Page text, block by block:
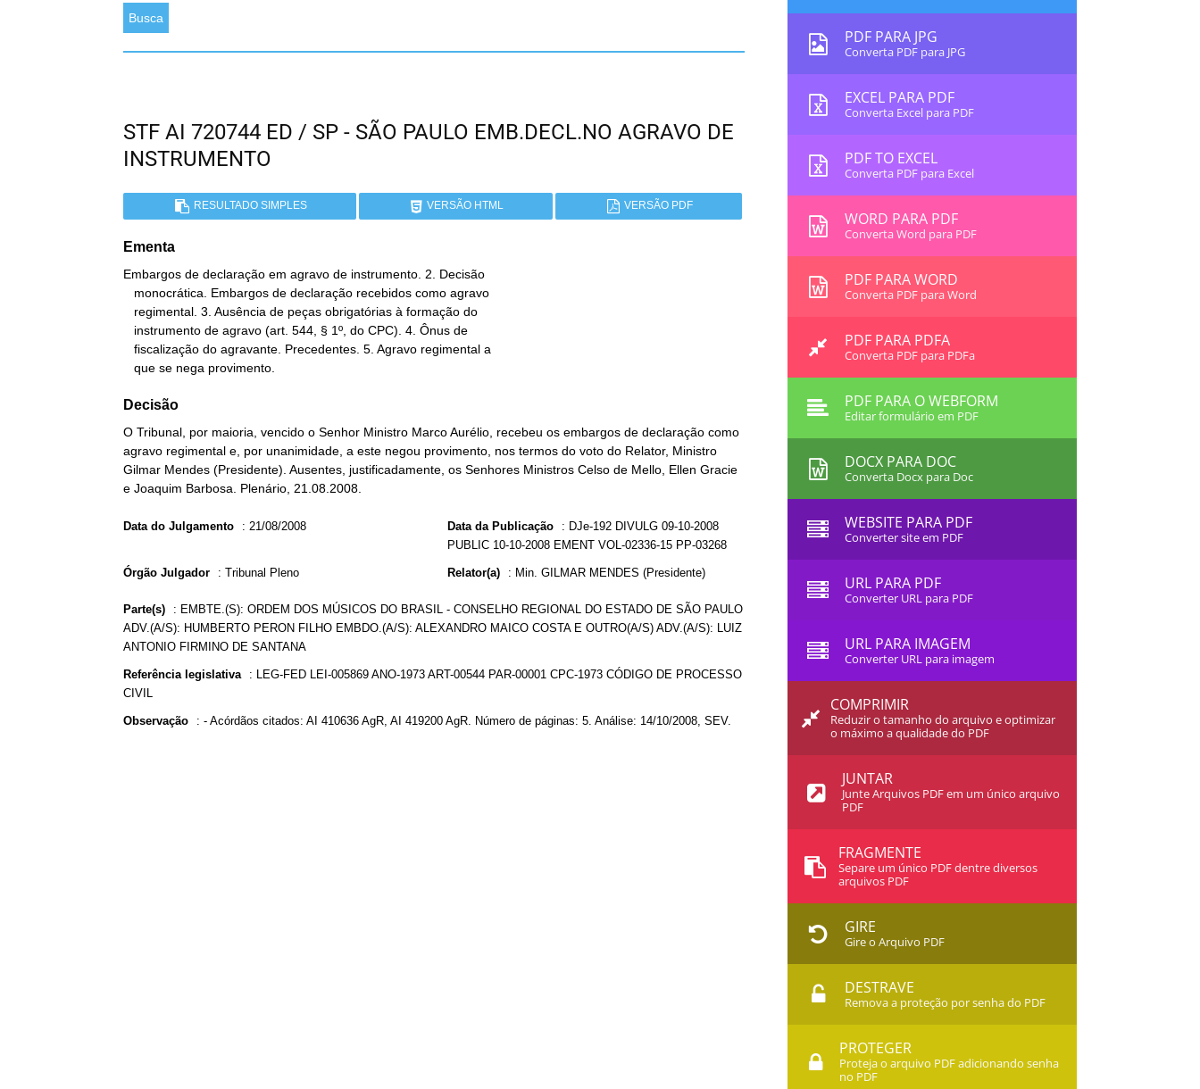
Busca
STF AI 720744 ED / SP - SÃO PAULO EMB.DECL.NO AGRAVO DE
INSTRUMENTO
RESULTADO SIMPLES VERSÃO HTML VERSÃO PDF
Ementa
Embargos de declaração em agravo de instrumento. 2. Decisão
   que se nega provimento.
Decisão
O Tribunal, por maioria, vencido o Senhor Ministro Marco Aurélio, recebeu os embargos de declaração como
agravo regimental e, por unanimidade, a este negou provimento, nos termos do voto do Relator, Ministro
Gilmar Mendes (Presidente). Ausentes, justificadamente, os Senhores Ministros Celso de Mello, Ellen Gracie
e Joaquim Barbosa. Plenário, 21.08.2008.
Data do Julgamento : 21/08/2008 Data da Publicação : DJe-192 DIVULG 09-10-2008
PUBLIC 10-10-2008 EMENT VOL-02336-15 PP-03268
Órgão Julgador : Tribunal Pleno Relator(a) : Min. GILMAR MENDES (Presidente)
Parte(s) : EMBTE.(S): ORDEM DOS MÚSICOS DO BRASIL - CONSELHO REGIONAL DO ESTADO DE SÃO PAULO
ADV.(A/S): HUMBERTO PERON FILHO EMBDO.(A/S): ALEXANDRO MAICO COSTA E OUTRO(A/S) ADV.(A/S): LUIZ
ANTONIO FIRMINO DE SANTANA
Referência legislativa : LEG-FED LEI-005869 ANO-1973 ART-00544 PAR-00001 CPC-1973 CÓDIGO DE PROCESSO
CIVIL
Observação : - Acórdãos citados: AI 410636 AgR, AI 419200 AgR. Número de páginas: 5. Análise: 14/10/2008, SEV.
PDF PARA JPG
Converta PDF para JPG
EXCEL PARA PDF
Converta Excel para PDF
PDF TO EXCEL
Converta PDF para Excel
WORD PARA PDF
Converta Word para PDF
PDF PARA WORD
Converta PDF para Word
PDF PARA PDFA
Converta PDF para PDFa
PDF PARA O WEBFORM
Editar formulário em PDF
DOCX PARA DOC
Converta Docx para Doc
WEBSITE PARA PDF
Converter site em PDF
URL PARA PDF
Converter URL para PDF
URL PARA IMAGEM
Converter URL para imagem
COMPRIMIR
Reduzir o tamanho do arquivo e optimizar
o máximo a qualidade do PDF
JUNTAR
Junte Arquivos PDF em um único arquivo
PDF
FRAGMENTE
Separe um único PDF dentre diversos
arquivos PDF
GIRE
Gire o Arquivo PDF
DESTRAVE
Remova a proteção por senha do PDF
PROTEGER
Proteja o arquivo PDF adicionando senha
no PDF